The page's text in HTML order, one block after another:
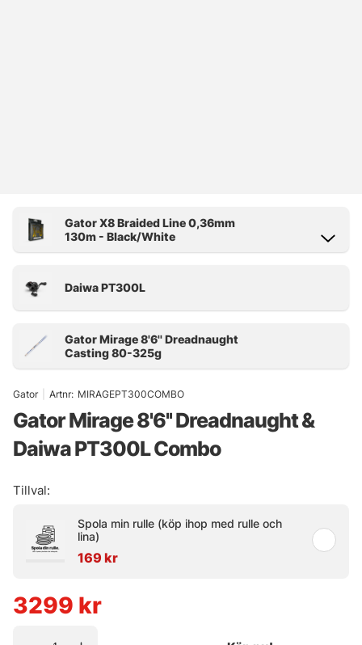
Gator Artnr: MIRAGEPT300COMBO
Gator Mirage 8'6'' Dreadnaught &
Daiwa PT300L Combo
Tillval:
Spola min rulle (köp ihop med rulle och
lina)
169 kr
3299 kr